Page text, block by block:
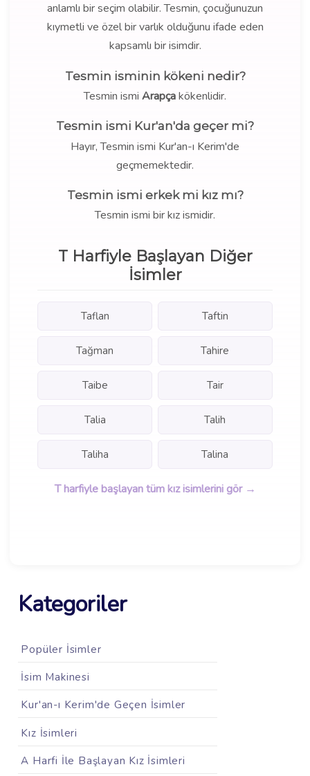
anlamlı bir seçim olabilir. Tesmin, çocuğunuzun
kıymetli ve özel bir varlık olduğunu ifade eden
kapsamlı bir isimdir.
Tesmin isminin kökeni nedir?
Tesmin ismi Arapçakökenlidir.
Tesmin ismi Kur'an'da geçer mi?
Hayır, Tesmin ismi Kur'an-ı Kerim'de
geçmemektedir.
Tesmin ismi erkek mi kız mı?
Tesmin ismi bir kız ismidir.
T Harfiyle Başlayan Diğer
İsimler
Taflan Taftin
Tağman Tahire
Taibe Tair
Talia Talih
Taliha Talina
T harfiyle başlayan tüm kız isimlerini gör →
Kategoriler
Popüler İsimler
İsim Makinesi
Kur'an-ı Kerim'de Geçen İsimler
Kız İsimleri
A Harfi İle Başlayan Kız İsimleri